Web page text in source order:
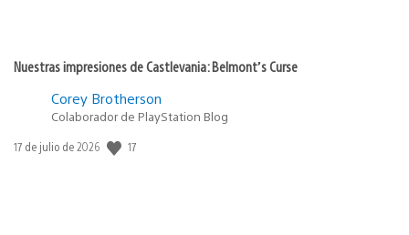
Nuestras impresiones de Castlevania: Belmont’s Curse
Corey Brotherson
Colaborador de PlayStation Blog
Fecha
17 de julio de 2026 17